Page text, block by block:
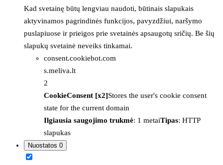
Kad svetainę būtų lengviau naudoti, būtinais slapukais
aktyvinamos pagrindinės funkcijos, pavyzdžiui, naršymo
puslapiuose ir prieigos prie svetainės apsaugotų sričių. Be šių
slapukų svetainė neveiks tinkamai.
consent.cookiebot.com
s.meliva.lt
2
CookieConsent [x2]Stores the user's cookie consent
state for the current domain
Ilgiausia saugojimo trukmė: 1 metaiTipas: HTTP
slapukas
Nuostatos 0